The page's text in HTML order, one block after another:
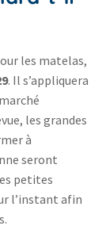
les matelas,
. Il s’appliquera
les grandes
à
seront
petites
l’instant afin